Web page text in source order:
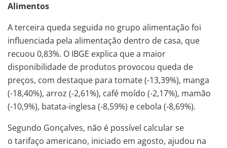
Alimentos
A terceira queda seguida no grupo alimentação foi
influenciada pela alimentação dentro de casa, que
recuou 0,83%. O IBGE explica que a maior
disponibilidade de produtos provocou queda de
preços, com destaque para tomate (-13,39%), manga
(-18,40%), arroz (-2,61%), café moído (-2,17%), mamão
(-10,9%), batata-inglesa (-8,59%) e cebola (-8,69%).
Segundo Gonçalves, não é possível calcular se
o tarifaço americano, iniciado em agosto, ajudou na